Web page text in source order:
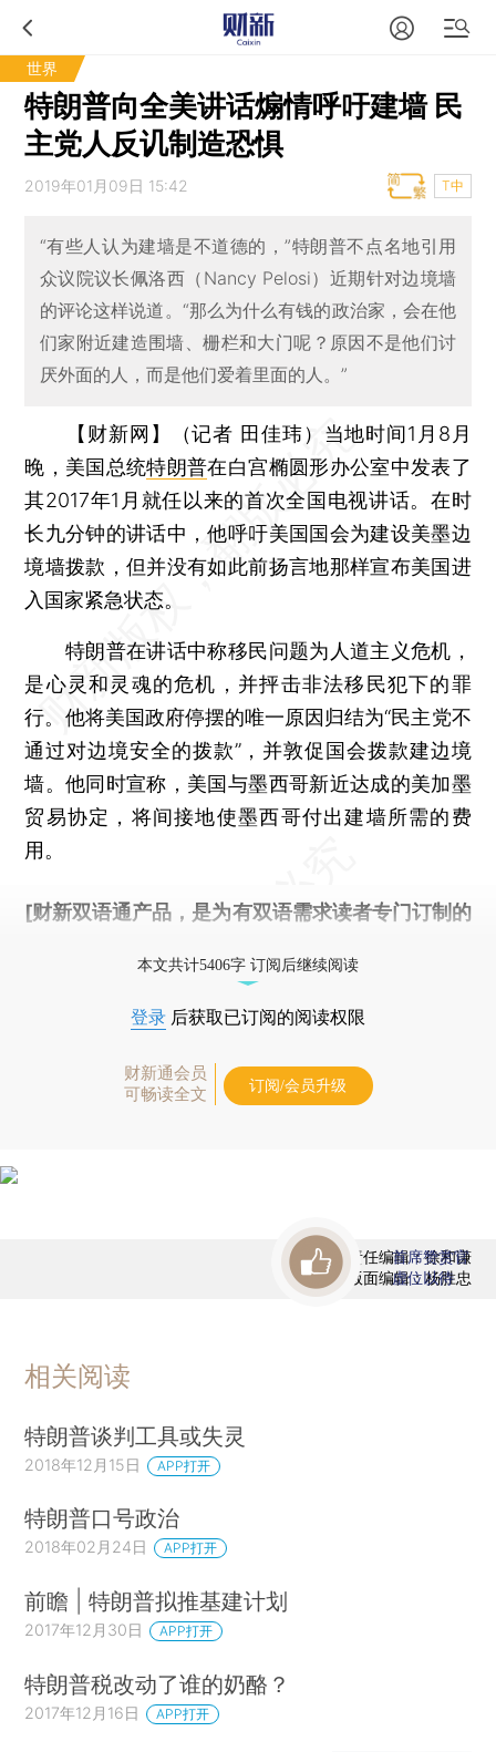
世界
特朗普向全美讲话煽情呼吁建墙 民
主党人反讥制造恐惧
2019年01月09日 15:42 T中
“有些人认为建墙是不道德的，”特朗普不点名地引用
众议院议长佩洛西（Nancy Pelosi）近期针对边境墙
的评论这样说道。“那么为什么有钱的政治家，会在他
们家附近建造围墙、栅栏和大门呢？原因不是他们讨
厌外面的人，而是他们爱着里面的人。”
【财新网】（记者 田佳玮） 当地时间1月8月
晚，美国总统特朗普在白宫椭圆形办公室中发表了
其2017年1月就任以来的首次全国电视讲话。在时
长九分钟的讲话中，他呼吁美国国会为建设美墨边
境墙拨款，但并没有如此前扬言地那样宣布美国进
入国家紧急状态。
特朗普在讲话中称移民问题为人道主义危机，
是心灵和灵魂的危机，并抨击非法移民犯下的罪
行。他将美国政府停摆的唯一原因归结为“民主党不
通过对边境安全的拨款”，并敦促国会拨款建边境
墙。他同时宣称，美国与墨西哥新近达成的美加墨
贸易协定，将间接地使墨西哥付出建墙所需的费
用。
[财新双语通产品，是为有双语需求读者专门订制的
本文共计5406字 订阅后继续阅读
登录 后获取已订阅的阅读权限
财新通会员
可畅读全文
订阅/会员升级
责任编辑：徐和谦
版面编辑：杨胜忠
首席赞赏官
虚位以待
相关阅读
特朗普谈判工具或失灵
2018年12月15日 APP打开
特朗普口号政治
2018年02月24日 APP打开
前瞻 | 特朗普拟推基建计划
2017年12月30日 APP打开
特朗普税改动了谁的奶酪？
2017年12月16日 APP打开